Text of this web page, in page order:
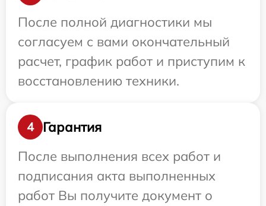
После полной диагностики мы
согласуем с вами окончательный
расчет, график работ и приступим к
восстановлению техники.
4
Гарантия
После выполнения всех работ и
подписания акта выполненных
работ Вы получите документ о